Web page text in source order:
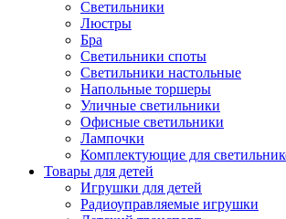
Светильники
Люстры
Бра
Светильники споты
Светильники настольные
Напольные торшеры
Уличные светильники
Офисные светильники
Лампочки
Комплектующие для
Товары для детей
Игрушки для детей
Радиоуправляемые игрушки